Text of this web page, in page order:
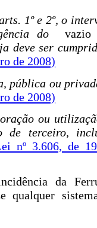
1º e 2º, o
do
vazio
deve ser
de 2008)
pública ou
de 2008)
ou
terceiro,
nº 3.606, de
da